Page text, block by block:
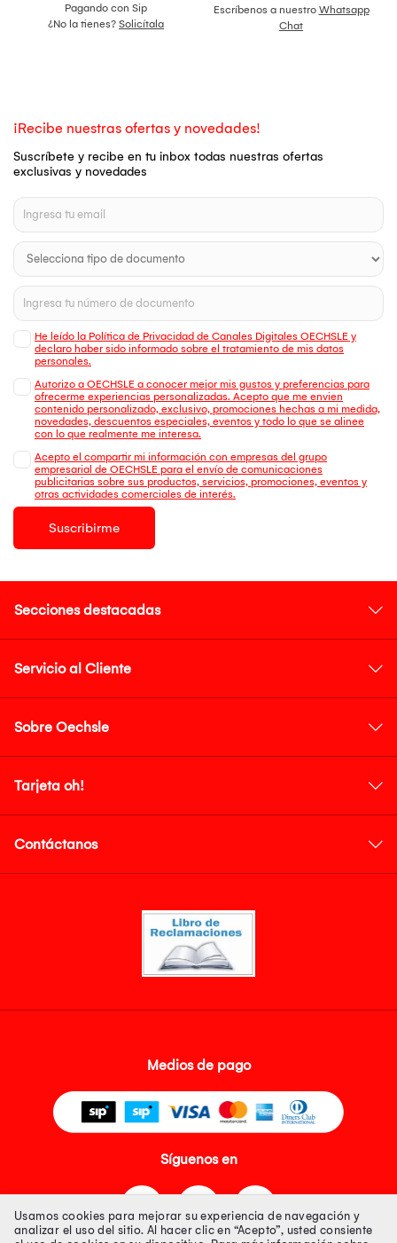
Pagando con Sip
¿No la tienes? Solicítala
Escríbenos a nuestro Whatsapp
Chat
¡Recibe nuestras ofertas y novedades!
Suscríbete y recibe en tu inbox todas nuestras ofertas
exclusivas y novedades
He leído la Política de Privacidad de Canales Digitales OECHSLE y
declaro haber sido informado sobre el tratamiento de mis datos
personales.
Autorizo a OECHSLE a conocer mejor mis gustos y preferencias para
ofrecerme experiencias personalizadas. Acepto que me envien
contenido personalizado, exclusivo, promociones hechas a mi medida,
novedades, descuentos especiales, eventos y todo lo que se alinee
con lo que realmente me interesa.
Acepto el compartir mi información con empresas del grupo
empresarial de OECHSLE para el envío de comunicaciones
publicitarias sobre sus productos, servicios, promociones, eventos y
otras actividades comerciales de interés.
Suscribirme
Secciones destacadas
Servicio al Cliente
Sobre Oechsle
Tarjeta oh!
Contáctanos
Medios de pago
Síguenos en
Usamos cookies para mejorar su experiencia de navegación y
analizar el uso del sitio. Al hacer clic en “Acepto”, usted consiente